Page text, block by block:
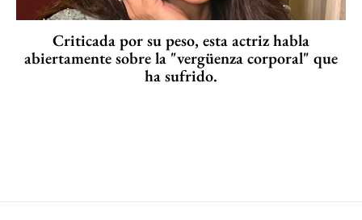
Criticada por su peso, esta actriz habla
abiertamente sobre la "vergüenza corporal" que
ha sufrido.